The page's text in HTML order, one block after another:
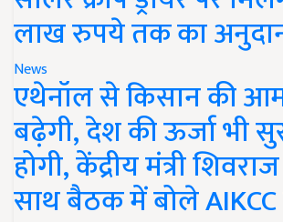
लाख रुपये तक का
News
एथेनॉल से किसान की
बढ़ेगी, देश की ऊर्जा भी
होगी, केंद्रीय मंत्री
साथ बैठक में बोले